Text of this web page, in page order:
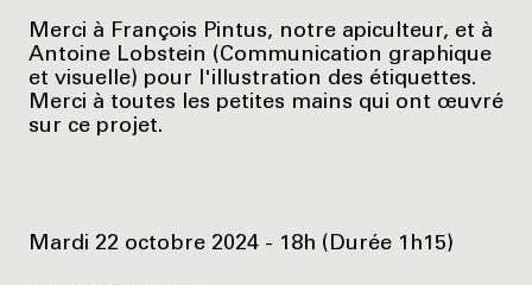
Merci à François Pintus, notre apiculteur, et à
Antoine Lobstein (Communication graphique
et visuelle) pour l'illustration des étiquettes.
Merci à toutes les petites mains qui ont œuvré
sur ce projet.
Mardi 22 octobre 2024 - 18h (Durée 1h15)